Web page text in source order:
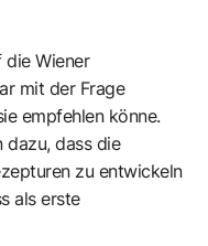
die Wiener
mit der Frage
empfehlen könne.
dazu, dass die
zu entwickeln
als erste